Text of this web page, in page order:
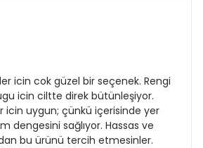
icin cok güzel bir seçenek. Rengi
icin ciltte direk bütünleşiyor.
icin uygun; çünkü içerisinde yer
dengesini sağlıyor. Hassas ve
bu ürünü tercih etmesinler.